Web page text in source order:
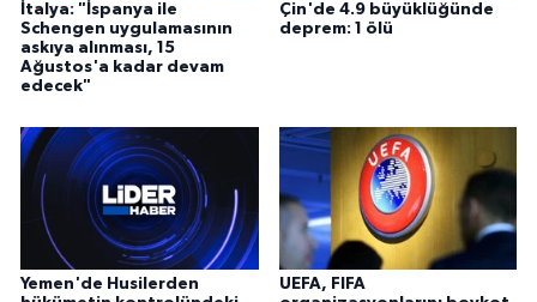
İtalya: "İspanya ile
Schengen uygulamasının
askıya alınması, 15
Ağustos'a kadar devam
edecek"
Çin'de 4.9 büyüklüğünde
deprem: 1 ölü
Yemen'de Husilerden
UEFA, FIFA